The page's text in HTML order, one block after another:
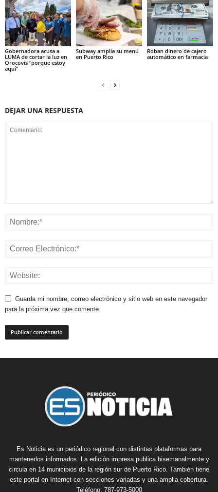
Gobernadora acusa a
LUMA de cortar la luz en
Orocovis “porque estoy
aquí”
Subway amplía su menú
en Puerto Rico
Roban dinero de cajero
automático en farmacia
DEJAR UNA RESPUESTA
Guarda mi nombre, correo electrónico y sitio web en este navegador
para la próxima vez que comente.
Es Noticia es un periódico regional con distintas plataformas para
mantenerlos informados. La edición impresa publica bisemanalmente y
circula en 14 municipios de la región sur de Puerto Rico. También tiene
este portal en Internet con secciones variadas y una amplia cobertura.
Teléfono: 787-973-5000